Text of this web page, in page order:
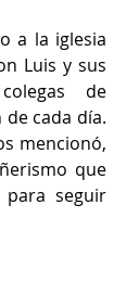
a la iglesia
Luis y sus
de
cada día.
mencionó,
que
seguir